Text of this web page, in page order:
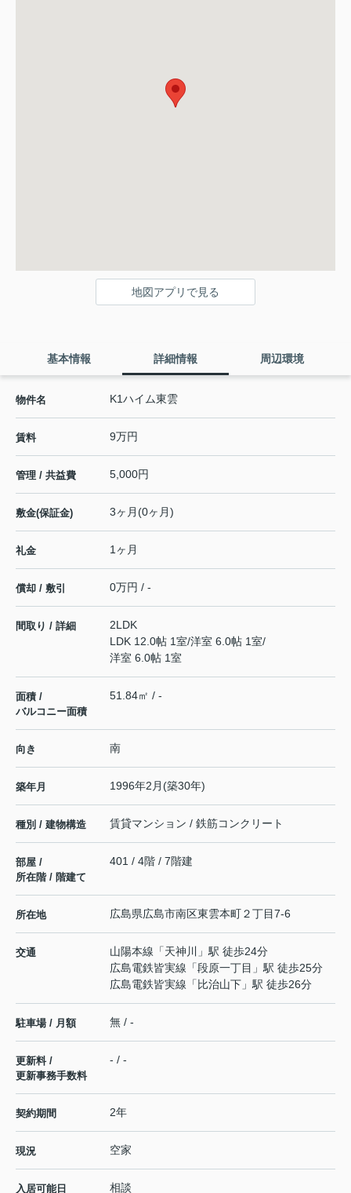
地図アプリで見る
基本情報 詳細情報 周辺環境
物件名 K1ハイム東雲
賃料 9万円
管理 / 共益費 5,000円
敷金(保証金) 3ヶ月(0ヶ月)
礼金 1ヶ月
償却 / 敷引 0万円 / -
間取り / 詳細
2LDK
LDK 12.0帖 1室/洋室 6.0帖 1室/
洋室 6.0帖 1室
面積 /
バルコニー面積
51.84㎡ / -
向き 南
築年月 1996年2月(築30年)
種別 / 建物構造 賃貸マンション / 鉄筋コンクリート
部屋 /
所在階 / 階建て
401 / 4階 / 7階建
所在地 広島県広島市南区東雲本町２丁目7-6
交通 山陽本線 「天神川
」駅 徒歩24分
広島電鉄皆実線 「段原一丁目 」駅 徒歩25分
広島電鉄皆実線 「 比治山下 」駅 徒歩26分
駐車場 / 月額 無 / -
更新料 /
更新事務手数料
- / -
契約期間 2年
現況 空家
入居可能日 相談